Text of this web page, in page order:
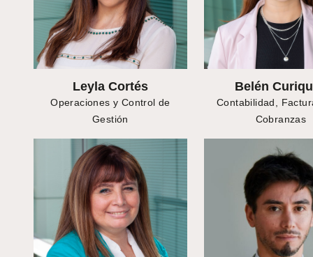
Leyla Cortés
Operaciones y Control de
Gestión
Belén
Contabilidad,
Cobranzas